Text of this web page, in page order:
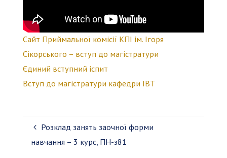
Сайт Приймальної комісії КПІ ім. Ігоря
Сікорського – вступ до магістратури
Єдиний вступний іспит
Вступ до магістратури кафедри ІВТ
Розклад занять заочної форми
навчання – 3 курс, ПН-з81